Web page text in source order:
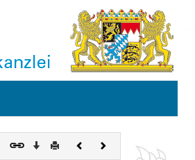
Download
DruckenVorherigesNächstes
Dokument